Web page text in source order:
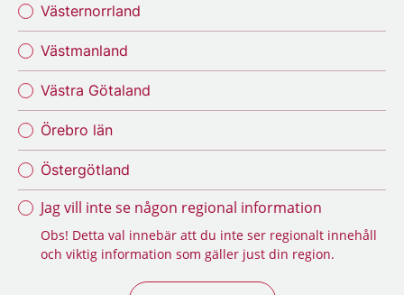
Västernorrland
Västmanland
Västra Götaland
Örebro län
Östergötland
Jag vill inte se någon regional information
Obs! Detta val innebär att du inte ser regionalt innehåll
och viktig information som gäller just din region.